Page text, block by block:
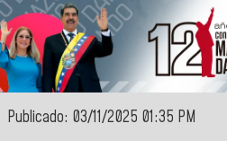
Publicado: 03/11/2025 01:35 PM